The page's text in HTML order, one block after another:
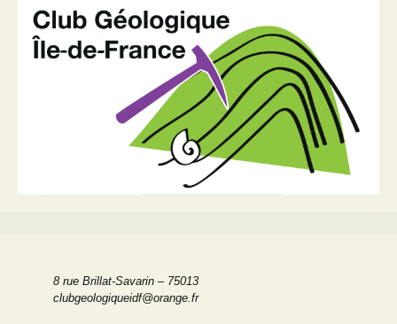
8 rue Brillat-Savarin – 75013
clubgeologiqueidf@orange.fr